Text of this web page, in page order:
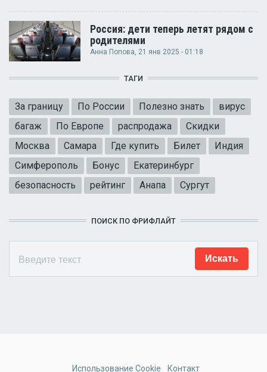
Россия: дети теперь летят рядом с
родителями
Анна Попова, 21 янв 2025 - 01:18
ТАГИ
За границу По России Полезно знать
вирус
багаж
По Европе распродажа
Скидки
Москва
Самара Где купить Билет
Индия
Симферополь
Бонус
Екатеринбург
безопасность
рейтинг Анапа Сургут
ПОИСК ПО ФРИФЛАЙТ
Использование Cookie Контакт